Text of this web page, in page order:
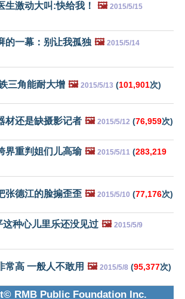
生激动大叫:快给我！ 🖼️ 2015/5/15
的一幕：别让我孤独 🖼️ 2015/5/14
三角能耐大增 🖼️ 2015/5/13 (101,901次)
材还是缺摄影记者 🖼️ 2015/5/12 (76,959次)
界重判姐们儿高瑜 🖼️ 2015/5/11 (283,219
张德江的脸搧歪歪 🖼️ 2015/5/10 (77,176次)
种心儿里乐还没见过 🖼️ 2015/5/9
常高 一般人不敢用 🖼️ 2015/5/8 (95,377次)
RMB Public Foundation Inc.